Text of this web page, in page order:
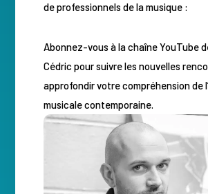
de professionnels de la musique :
Abonnez-vous à la chaîne YouTube
Cédric pour suivre les nouvelles
approfondir votre compréhension de
musicale contemporaine.